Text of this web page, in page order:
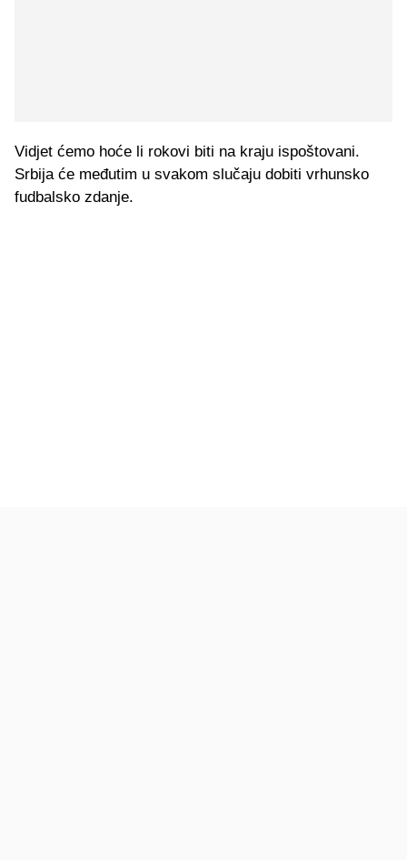
Vidjet ćemo hoće li rokovi biti na kraju ispoštovani.
Srbija će međutim u svakom slučaju dobiti vrhunsko
fudbalsko zdanje.